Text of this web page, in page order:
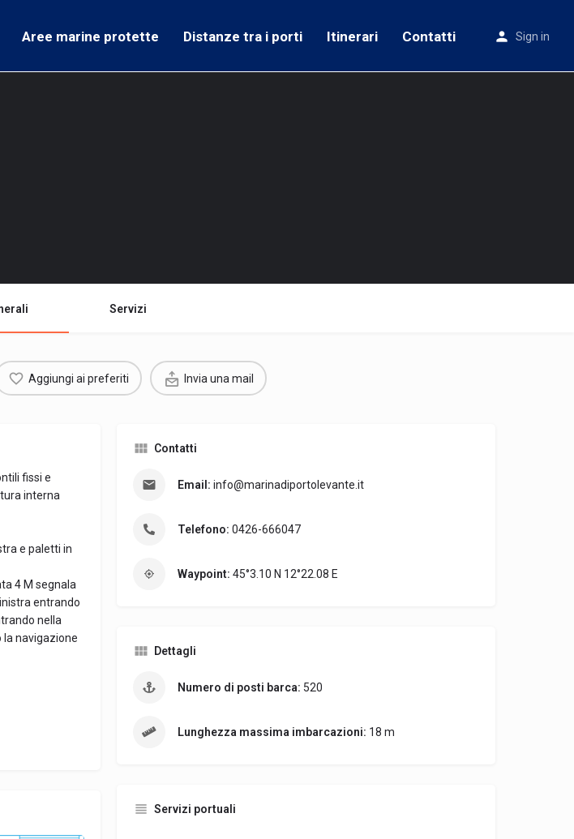
Aree marine protette Distanze tra i porti Itinerari Contatti Sign in
Servizi
Aggiungi ai preferiti Invia una mail
fissi e
interna
e paletti in
4 M segnala
entrando
nella
la navigazione
Contatti
Email: info@marinadiportolevante.it
Telefono: 0426-666047
Waypoint: 45°3.10 N 12°22.08 E
Dettagli
Numero di posti barca: 520
Lunghezza massima imbarcazioni: 18 m
Servizi portuali